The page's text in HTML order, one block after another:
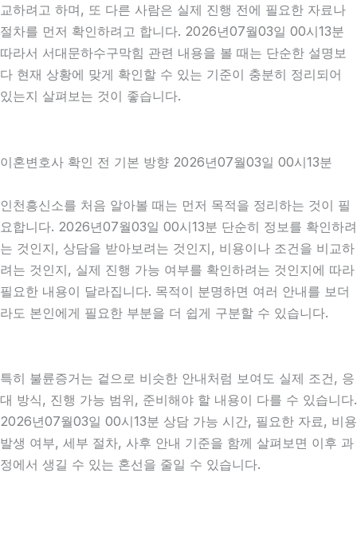
교하려고 하며, 또 다른 사람은 실제 진행 전에 필요한 자료나
절차를 먼저 확인하려고 합니다. 2026년07월03일 00시13분
따라서 서대문하수구막힘 관련 내용을 볼 때는 단순한 설명보
다 현재 상황에 맞게 확인할 수 있는 기준이 충분히 정리되어
있는지 살펴보는 것이 좋습니다.
이혼변호사 확인 전 기본 방향 2026년07월03일 00시13분
인천흥신소를 처음 알아볼 때는 먼저 목적을 정리하는 것이 필
요합니다. 2026년07월03일 00시13분 단순히 정보를 확인하려
는 것인지, 상담을 받아보려는 것인지, 비용이나 조건을 비교하
려는 것인지, 실제 진행 가능 여부를 확인하려는 것인지에 따라
필요한 내용이 달라집니다. 목적이 분명하면 여러 안내를 보더
라도 본인에게 필요한 부분을 더 쉽게 구분할 수 있습니다.
특히 불륜증거는 겉으로 비슷한 안내처럼 보여도 실제 조건, 응
대 방식, 진행 가능 범위, 준비해야 할 내용이 다를 수 있습니다.
2026년07월03일 00시13분 상담 가능 시간, 필요한 자료, 비용
발생 여부, 세부 절차, 사후 안내 기준을 함께 살펴보면 이후 과
정에서 생길 수 있는 혼선을 줄일 수 있습니다.